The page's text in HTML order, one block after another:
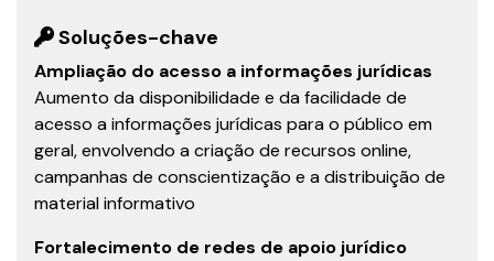
Soluções-chave
Ampliação do acesso a informações jurídicas
Aumento da disponibilidade e da facilidade de
acesso a informações jurídicas para o público em
geral, envolvendo a criação de recursos online,
campanhas de conscientização e a distribuição de
material informativo
Fortalecimento de redes de apoio jurídico